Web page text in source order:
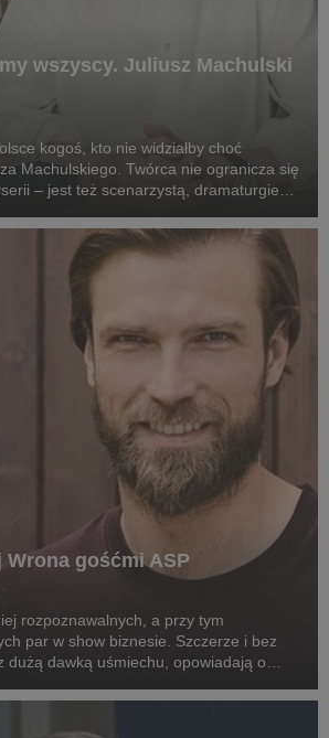
wszyscy. Juliusz Machulski
kogoś, kto nie widziałby choć
Machulskiego. Twórca nie ogranicza się
– jest też scenarzystą, dramaturgiem i
1 sierpnia ...
Wrona gośćmi ASP
rozpoznawalnych, a przy tym
par w show biznesie. Szczerze i bez
dużą dawką uśmiechu, opowiadają o
charytatywnej. Z Zos...